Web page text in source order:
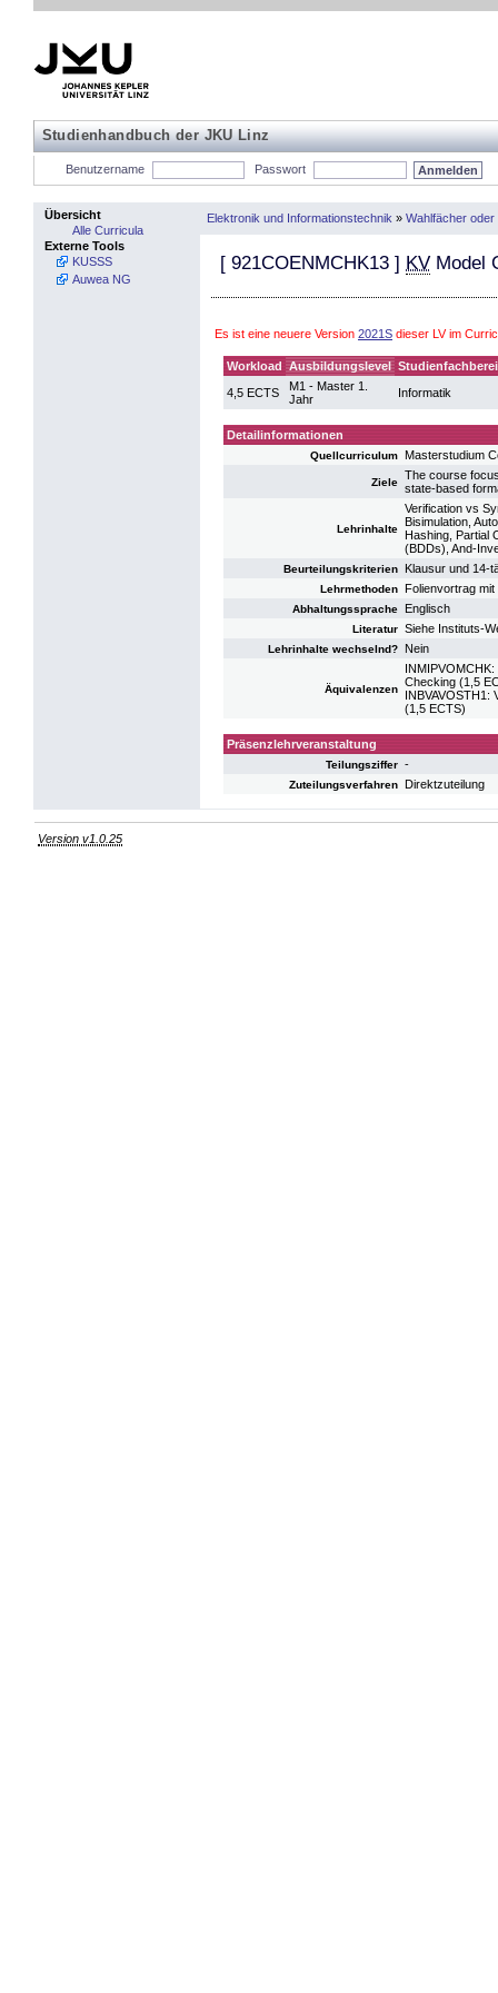
Studienhandbuch der JKU Linz
Benutzername Passwort
Übersicht
Alle Curricula
Externe Tools
KUSSS
Auwea NG
Elektronik und Informationstechnik » Wahlfächer
[ 921COENMCHK13 ] KV Model
Es ist eine neuere Version 2021S dieser LV im
Workload Ausbildungslevel
4,5 ECTS
M1 - Master 1.
Jahr
Informatik
Detailinformationen
Quellcurriculum Masterstudium
Ziele
The course
state-based
Lehrinhalte
Verification vs
Bisimulation,
Hashing, Partial
(BDDs), And-
Beurteilungskriterien Klausur und 14-
Lehrmethoden Folienvortrag mit
Abhaltungssprache Englisch
Literatur Siehe Instituts-
Lehrinhalte wechselnd? Nein
Äquivalenzen
Checking (1,5
INBVAVOSTH1:
(1,5 ECTS)
Präsenzlehrveranstaltung
Teilungsziffer -
Zuteilungsverfahren Direktzuteilung
Version v1.0.25